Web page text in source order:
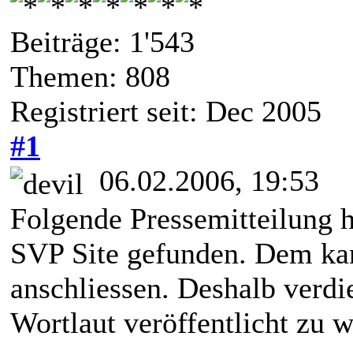
Beiträge: 1'543
Themen: 808
Registriert seit: Dec 2005
#1
06.02.2006, 19:53
Folgende Pressemitteilung
SVP Site gefunden. Dem
anschliessen. Deshalb
Wortlaut veröffentlicht zu